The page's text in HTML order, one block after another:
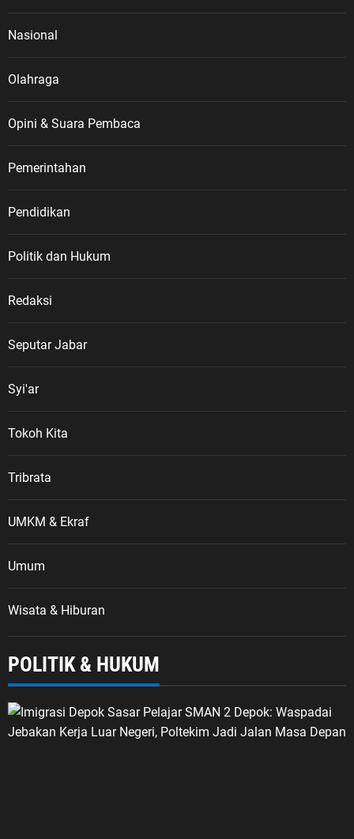
Nasional
Olahraga
Opini & Suara Pembaca
Pemerintahan
Pendidikan
Politik dan Hukum
Redaksi
Seputar Jabar
Syi'ar
Tokoh Kita
Tribrata
UMKM & Ekraf
Umum
Wisata & Hiburan
POLITIK & HUKUM